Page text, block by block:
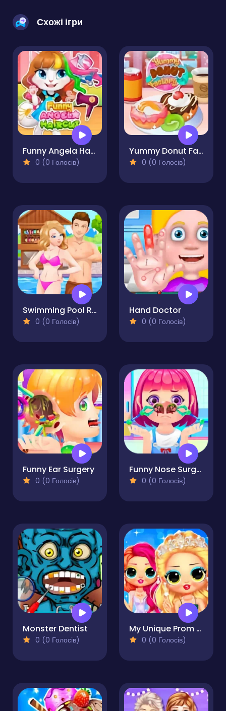
Схожі ігри
Funny Angela Haircut
0 (0 Голосів)
Yummy Donut Factory
0 (0 Голосів)
Swimming Pool Romance
0 (0 Голосів)
Hand Doctor
0 (0 Голосів)
Funny Ear Surgery
0 (0 Голосів)
Funny Nose Surgery
0 (0 Голосів)
Monster Dentist
0 (0 Голосів)
My Unique Prom Look
0 (0 Голосів)